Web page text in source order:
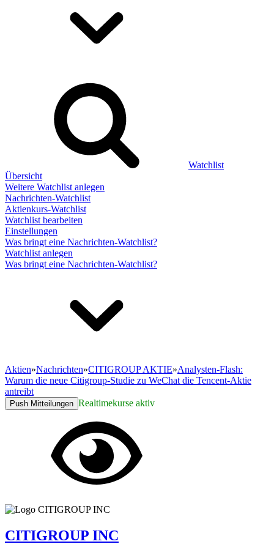
Watchlist
Übersicht
Weitere Watchlist anlegen
Nachrichten-Watchlist
Aktienkurs-Watchlist
Watchlist bearbeiten
Einstellungen
Was bringt eine Nachrichten-Watchlist?
Watchlist anlegen
Was bringt eine Nachrichten-Watchlist?
Aktien»Nachrichten»CITIGROUP AKTIE»Analysten-Flash:
Warum die neue Citigroup-Studie zu WeChat die Tencent-Aktie
antreibt
Push Mitteilungen Realtimekurse aktiv
CITIGROUP INC